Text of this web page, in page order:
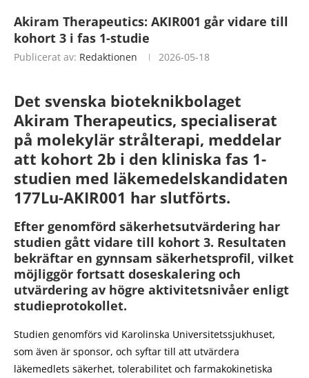
Akiram Therapeutics: AKIR001 går vidare till
kohort 3 i fas 1-studie
Publicerat av: Redaktionen 2026-05-18
Det svenska bioteknikbolaget
Akiram Therapeutics, specialiserat
på molekylär strålterapi, meddelar
att kohort 2b i den kliniska fas 1-
studien med läkemedelskandidaten
177Lu-AKIR001 har slutförts.
Efter genomförd säkerhetsutvärdering har
studien gått vidare till kohort 3. Resultaten
bekräftar en gynnsam säkerhetsprofil, vilket
möjliggör fortsatt doseskalering och
utvärdering av högre aktivitetsnivåer enligt
studieprotokollet.
Studien genomförs vid Karolinska Universitetssjukhuset,
som även är sponsor, och syftar till att utvärdera
läkemedlets säkerhet, tolerabilitet och farmakokinetiska